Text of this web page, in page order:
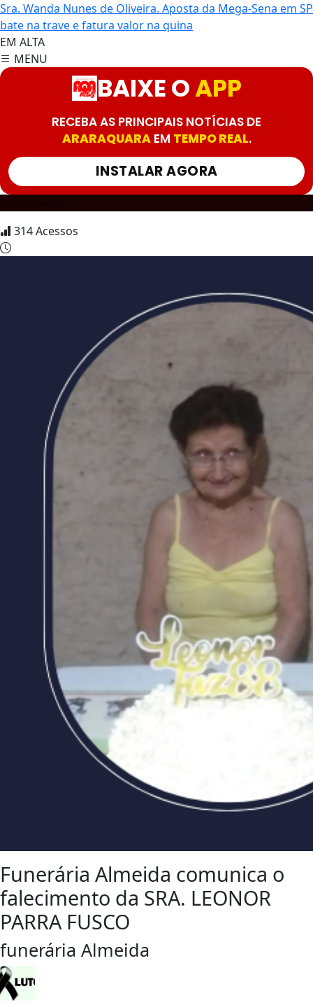
Sra. Wanda Nunes de Oliveira. Aposta da Mega-Sena em SP
bate na trave e fatura valor na quina
EM ALTA
MENU
BAIXE OAPP
RECEBA AS PRINCIPAIS NOTÍCIAS DE
ARARAQUARAEM TEMPO REAL.
INSTALAR AGORA
314Acessos
Funerária Almeida comunica o
falecimento da SRA. LEONOR
PARRA FUSCO
funerária Almeida